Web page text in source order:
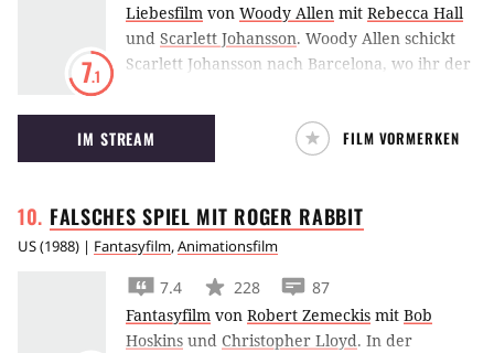
7.1
Liebesfilm von Woody Allen mit Rebecca Hall
und Scarlett Johansson. Woody Allen schickt
Scarlett Johansson nach Barcelona, wo ihr der
unmoralisches Angebot macht.
IM STREAM FILM VORMERKEN
FALSCHES SPIEL MIT ROGER RABBIT
US(1988) | Fantasyfilm,Animationsfilm
7.4 228
87
Fantasyfilm von Robert Zemeckis mit Bob
Hoskins und Christopher Lloyd. In der